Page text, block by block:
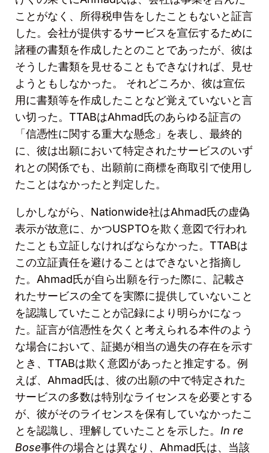
ことがなく、所得税申告をしたこともないと証言
した。会社が提供するサービスを宣伝するために
諸種の書類を作成したとのことであったが、彼は
そうした書類を見せることもできなければ、見せ
ようともしなかった。
それどころか、彼は宣伝
用に書類等を作成したことなど覚えていないと言
い切った。 TTABはAhmad氏のあらゆる証言の
「信憑性に関する重大な懸念」を表し、最終的
に、彼は出願において特定されたサービスのいず
れとの関係でも、出願前に商標を商取引で使用し
たことはなかったと判定した。
しかしながら、 Nationwide社はAhmad氏の虚偽
表示が故意に、かつUSPTOを欺く意図で行われ
たことも立証しなければならなかった。 TTABは
この立証責任を避けることはできないと指摘し
た。 Ahmad氏が自ら出願を行った際に、記載さ
れたサービスの全てを実際に提供していないこと
を認識していたことが記録により明らかになっ
た。証言が信憑性を欠くと考えられる本件のよう
な場合において、証拠が相当の過失の存在を示す
とき、 TTABは欺く意図があったと推定する。例
えば、 Ahmad氏は、彼の出願の中で特定された
サービスの多数は特別なライセンスを必要とする
が、彼がそのライセンスを保有していなかったこ
とを認識し、理解していたことを示した。 In re
Bose事件の場合とは異なり、 Ahmad氏は、当該